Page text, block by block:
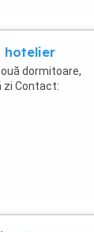
hotelier
dormitoare,
zi Contact: